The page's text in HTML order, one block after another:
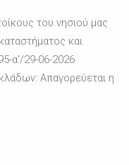
του νησιού μας
και
α’/29-06-2026
Απαγορεύεται η